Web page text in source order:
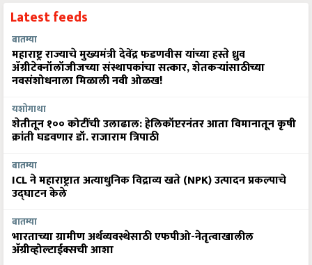
Latest feeds
बातम्या
महाराष्ट्र राज्याचे मुख्यमंत्री देवेंद्र फडणवीस यांच्या हस्ते ध्रुव
ॲग्रीटेक्नॉलॉजीजच्या संस्थापकांचा सत्कार, शेतकऱ्यांसाठीच्या
नवसंशोधनाला मिळाली नवी ओळख!
यशोगाथा
शेतीतून १०० कोटींची उलाढाल: हेलिकॉप्टरनंतर आता विमानातून कृषी
क्रांती घडवणार डॉ. राजाराम त्रिपाठी
बातम्या
ICL ने महाराष्ट्रात अत्याधुनिक विद्राव्य खते (NPK) उत्पादन प्रकल्पाचे
उद्घाटन केले
बातम्या
भारताच्या ग्रामीण अर्थव्यवस्थेसाठी एफपीओ-नेतृत्वाखालील
अ‍ॅग्रीव्होल्टाईक्सची आशा